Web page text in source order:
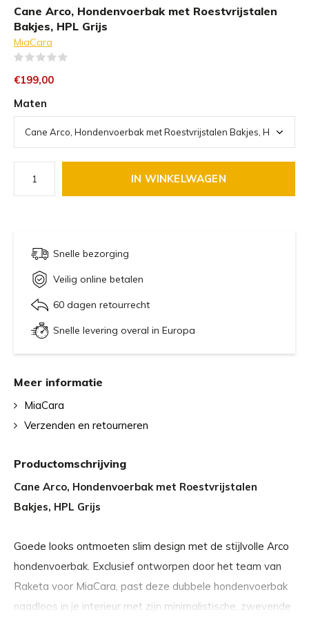
Cane Arco, Hondenvoerbak met Roestvrijstalen
Bakjes, HPL Grijs
MiaCara
€199,00
Maten
IN WINKELWAGEN
Snelle bezorging
Veilig online betalen
60 dagen retourrecht
Snelle levering overal in Europa
Productomschrijving
Cane Arco, Hondenvoerbak met Roestvrijstalen
Bakjes, HPL Grijs
Goede looks ontmoeten slim design met de stijlvolle Arco
hondenvoerbak. Exclusief ontworpen door het team van
Raketa voor MiaCara, past deze dubbele hondenvoerbak
naadloos in je interieur met zijn minimalistische, zwevende
Meer informatie
MiaCara
Verzenden en retourneren